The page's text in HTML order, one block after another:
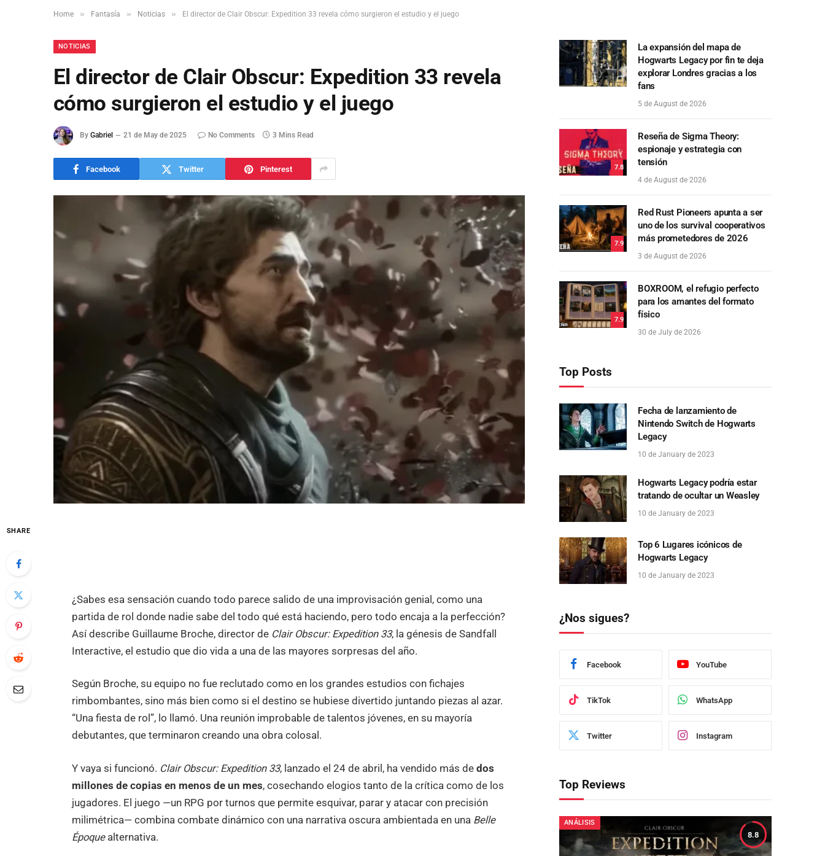
Home » Fantasía » Noticias » El director de Clair Obscur: Expedition 33 revela cómo surgieron el estudio y el juego
NOTICIAS
El director de Clair Obscur: Expedition 33 revela
cómo surgieron el estudio y el juego
By Gabriel 21 de May de 2025 No Comments 3 Mins Read
Facebook Twitter Pinterest
SHARE
¿Sabes esa sensación cuando todo parece salido de una improvisación genial, como una
partida de rol donde nadie sabe del todo qué está haciendo, pero todo encaja a la perfección?
Así describe Guillaume Broche, director de Clair Obscur: Expedition 33, la génesis de Sandfall
Interactive, el estudio que dio vida a una de las mayores sorpresas del año.
Según Broche, su equipo no fue reclutado como en los grandes estudios con fichajes
rimbombantes, sino más bien como si el destino se hubiese divertido juntando piezas al azar.
“Una fiesta de rol”, lo llamó. Una reunión improbable de talentos jóvenes, en su mayoría
debutantes, que terminaron creando una obra colosal.
Y vaya si funcionó. Clair Obscur: Expedition 33, lanzado el 24 de abril, ha vendido más dedos
millones de copias en menos de un mes, cosechando elogios tanto de la crítica como de los
jugadores. El juego —un RPG por turnos que permite esquivar, parar y atacar con precisión
milimétrica— combina combate dinámico con una narrativa oscura ambientada en una Belle
Époquealternativa.
La expansión del mapa de
Hogwarts Legacy por fin te deja
explorar Londres gracias a los
fans
5 de August de 2026
7.8
Reseña de Sigma Theory:
espionaje y estrategia con
tensión
4 de August de 2026
7.9
Red Rust Pioneers apunta a ser
uno de los survival cooperativos
más prometedores de 2026
3 de August de 2026
7.9
BOXROOM, el refugio perfecto
para los amantes del formato
físico
30 de July de 2026
Top Posts
Fecha de lanzamiento de
Nintendo Switch de Hogwarts
Legacy
10 de January de 2023
Hogwarts Legacy podría estar
tratando de ocultar un Weasley
10 de January de 2023
Top 6 Lugares icónicos de
Hogwarts Legacy
10 de January de 2023
¿Nos sigues?
Facebook YouTube
TikTok WhatsApp
Twitter Instagram
Top Reviews
8.8
ANÁLISIS